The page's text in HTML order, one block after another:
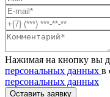
Нажимая на кнопку вы
персональных данных в
персональных данных